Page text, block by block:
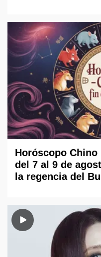
Horóscopo
del 7 al 9 de
la regencia del